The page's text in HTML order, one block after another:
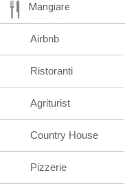
Mangiare
Airbnb
Ristoranti
Agriturist
Country House
Pizzerie